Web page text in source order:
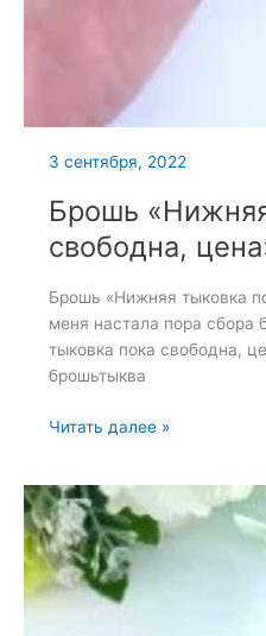
3 сентября, 2022
Брошь
свободна,
Брошь «Нижняя тыковка
меня настала пора сбора
тыковка пока свободна,
брошьтыква
Брошь
пока
свободна,
цена»
Читать далее »